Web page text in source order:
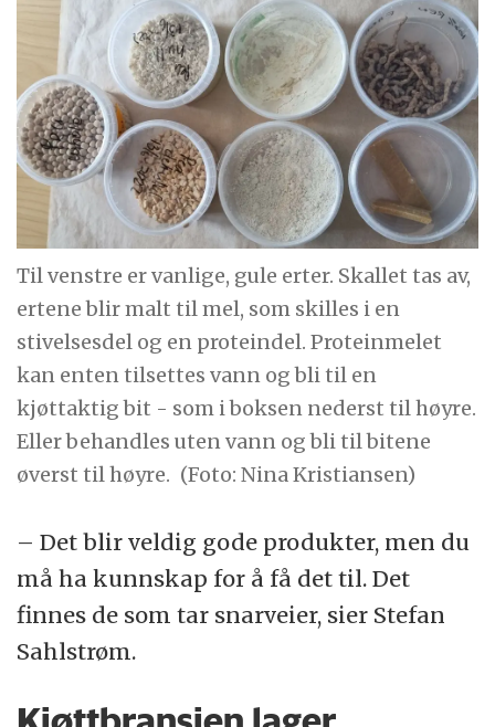
Til venstre er vanlige, gule erter. Skallet tas av,
ertene blir malt til mel, som skilles i en
stivelsesdel og en proteindel. Proteinmelet
kan enten tilsettes vann og bli til en
kjøttaktig bit - som i boksen nederst til høyre.
Eller behandles uten vann og bli til bitene
øverst til høyre. (Foto: Nina Kristiansen)
– Det blir veldig gode produkter, men du
må ha kunnskap for å få det til. Det
finnes de som tar snarveier, sier Stefan
Sahlstrøm.